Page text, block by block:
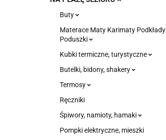
Buty
Materace Maty Karimaty Podkłady
Poduszki
Kubki termiczne, turystyczne
Butelki, bidony, shakery
Termosy
Ręczniki
Śpiwory, namioty, hamaki
Pompki elektryczne, mieszki